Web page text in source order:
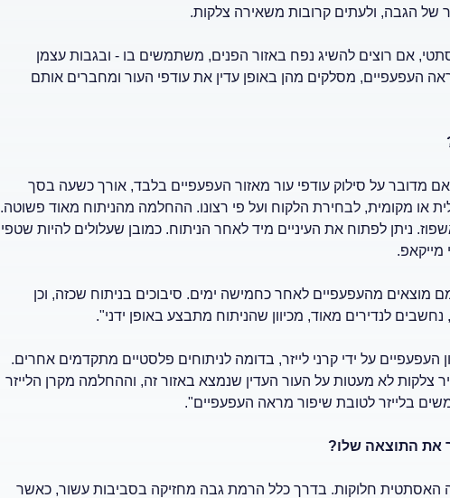
של הגבה, ולעתים קרובות משאירה צלקות.
אם רוצים להשיג נפח באזור הפנים, משתמשים בו - ובגבות עצמן
העפעפיים, מסלקים מהן באופן עדין את עודפי העור ומחברים אותם
אם מדובר על סילוק עודפי עור מאזור העפעפיים בלבד, אורך כשעה בסך
או מקומית, לבחירת הלקוח ועל פי רצונו. ההחלמה מהניתוח מאוד פשוטה.
ניתן לפתוח את העיניים מיד לאחר הניתוח. כמובן שעלולים להיות שטפי
מייקאפ.
מהעפעפיים לאחר כחמישה ימים. סיבוכים בניתוח שכזה, וכן
לנדירים מאוד, מכיוון שהניתוח מתבצע באופן ידני".
העפעפיים על ידי קרני לייזר, בדומה לניתוחים פלסטיים מתקדמים אחרים.
צלקות לא מעטות על העור העדין שנמצא באזור זה, וההחלמה מקרן הלייזר
בלייזר לטובת שיפור מראה העפעפיים".
את התוצאה שלו?
האסתטית חלוקות. בדרך כלל הרמת גבה מחזיקה בסביבות עשור, כאשר